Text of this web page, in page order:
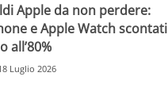
Apple da non perdere:
e Apple Watch scontati
all’80%
Luglio 2026